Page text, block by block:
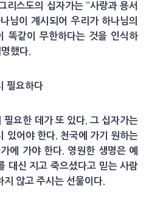
리스도의 십자가는 “사랑과 용서
님이 계시되어 우리가 하나님의
똑같이 무한하다는 것을 인식하
했다.
필요하다
필요한 데가 또 있다. 그 십자가는
있어야 한다. 천국에 가기 원하는
에 가야 한다. 영원한 생명은 예
대신 지고 죽으셨다고 믿는 사람
않고 주시는 선물이다.